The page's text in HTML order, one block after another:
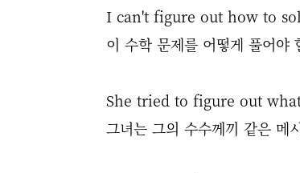
I can't figure out how to
이 수학 문제를 어떻게 풀어야
She tried to figure out
그녀는 그의 수수께끼 같은 메